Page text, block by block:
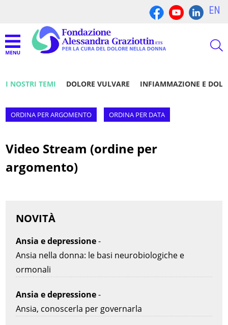
EN
I NOSTRI TEMI DOLORE VULVARE INFIAMMAZIONE E
ORDINA PER ARGOMENTO ORDINA PER DATA
Video Stream (ordine per
argomento)
NOVITÀ
Ansia e depressione-
Ansia nella donna: le basi neurobiologiche e
ormonali
Ansia e depressione-
Ansia, conoscerla per governarla